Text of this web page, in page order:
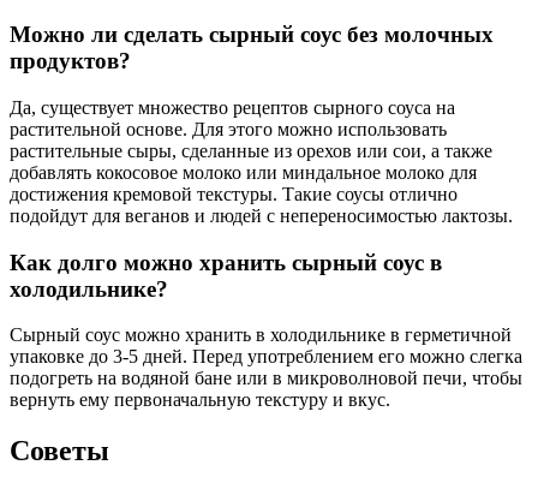
Можно ли сделать сырный соус без молочных
продуктов?
Да, существует множество рецептов сырного соуса на
растительной основе. Для этого можно использовать
растительные сыры, сделанные из орехов или сои, а также
добавлять кокосовое молоко или миндальное молоко для
достижения кремовой текстуры. Такие соусы отлично
подойдут для веганов и людей с непереносимостью лактозы.
Как долго можно хранить сырный соус в
холодильнике?
Сырный соус можно хранить в холодильнике в герметичной
упаковке до 3-5 дней. Перед употреблением его можно слегка
подогреть на водяной бане или в микроволновой печи, чтобы
вернуть ему первоначальную текстуру и вкус.
Советы